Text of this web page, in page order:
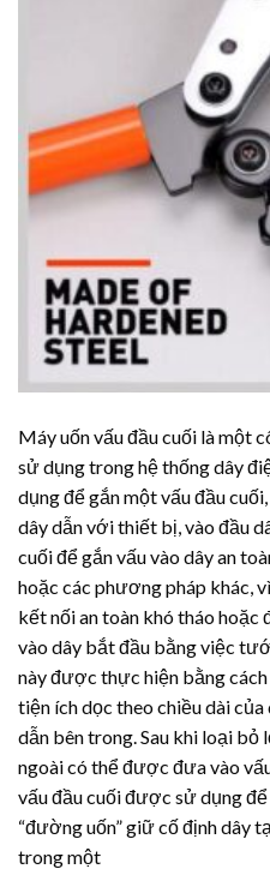
Máy uốn vấu đầu cuối là một
sử dụng trong hệ thống dây
dụng để gắn một vấu đầu
dây dẫn với thiết bị, vào đầu
cuối để gắn vấu vào dây an
hoặc các phương pháp khác,
kết nối an toàn khó tháo hoặc
vào dây bắt đầu bằng việc
này được thực hiện bằng
tiện ích dọc theo chiều dài của
dẫn bên trong. Sau khi loại bỏ
ngoài có thể được đưa vào
vấu đầu cuối được sử dụng
“đường uốn” giữ cố định dây
trong một